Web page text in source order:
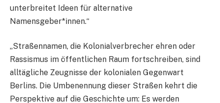
unterbreitet Ideen für alternative
Namensgeber*innen.“
„Straßennamen, die Kolonialverbrecher ehren oder
Rassismus im öffentlichen Raum fortschreiben, sind
alltägliche Zeugnisse der kolonialen Gegenwart
Berlins. Die Umbenennung dieser Straßen kehrt die
Perspektive auf die Geschichte um: Es werden